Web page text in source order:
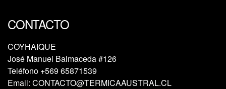
CONTACTO
COYHAIQUE
José Manuel Balmaceda #126
Teléfono +569 65871539
Email: CONTACTO@TERMICAAUSTRAL.CL